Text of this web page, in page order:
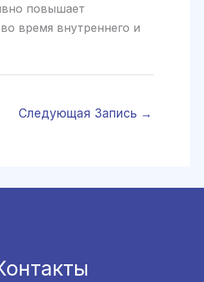
повышает
время внутреннего и
Следующая Запись →